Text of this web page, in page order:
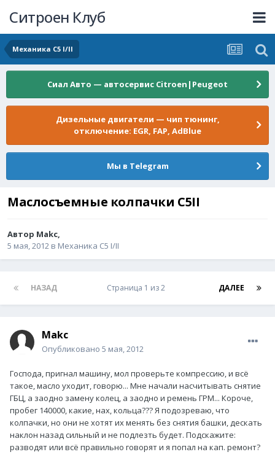
Ситроен Клуб
Механика C5 I/II
Сиал Авто — автосервис Citroen|Peugeot
Дизельные двигатели — чип тюнинг,
отключение: EGR, FAP, AdBlue
Мы в Telegram
Маслосъемные колпачки C5II
Автор Makc,
5 мая, 2012 в Механика C5 I/II
НАЗАД ДАЛЕЕ
Страница 1 из 2
Makc
Опубликовано 5 мая, 2012
Господа, пригнал машину, мол проверьте компрессию, и всё
такое, масло уходит, говорю... Мне начали насчитывать снятие
ГБЦ, а заодно замену колец, а заодно и ремень ГРМ... Короче,
пробег 140000, какие, нах, кольца??? Я подозреваю, что
колпачки, но они не хотят их менять без снятия башки, дескать
наклон назад сильный и не подлезть будет. Подскажите:
разводят или всё правильно говорят и я попал на кап. ремонт?